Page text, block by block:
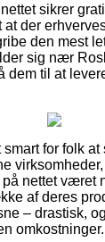
sikrer
der
den mest
sig nær
dem til at
smart for folk
på nettet været
af deres
– drastisk,
omkostninger.